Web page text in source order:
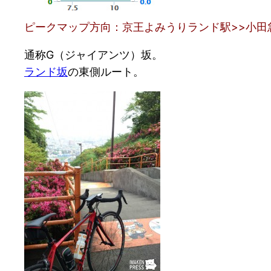
ピークマップ方向：京王よみうりランド駅>>小田
通称G（ジャイアンツ）坂。
ランド坂の東側ルート。